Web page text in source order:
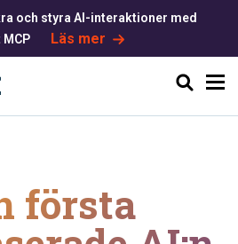
Sök
och styra AI-interaktioner med
Läs mer
första